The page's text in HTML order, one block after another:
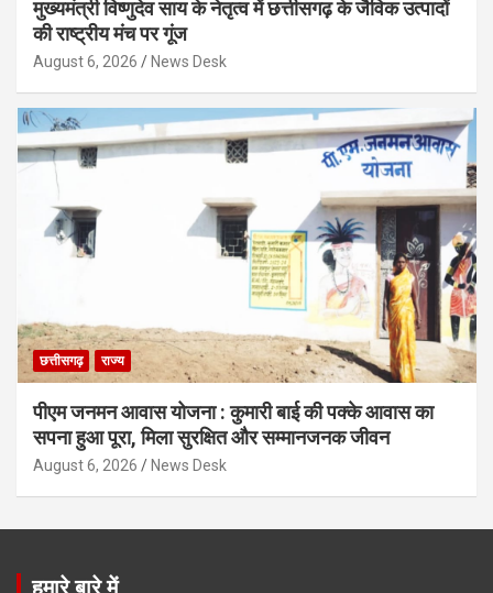
मुख्यमंत्री विष्णुदेव साय के नेतृत्व में छत्तीसगढ़ के जैविक उत्पादों
की राष्ट्रीय मंच पर गूंज
August 6, 2026 News Desk
छत्तीसगढ़ राज्य
पीएम जनमन आवास योजना : कुमारी बाई की पक्के आवास का
सपना हुआ पूरा, मिला सुरक्षित और सम्मानजनक जीवन
August 6, 2026 News Desk